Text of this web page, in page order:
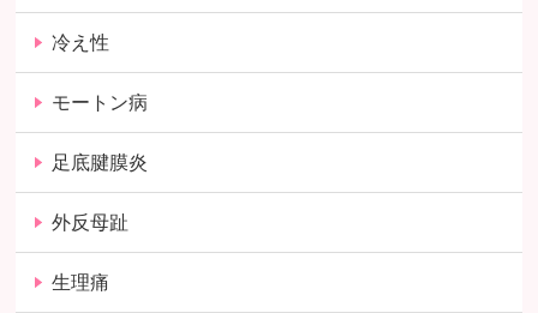
冷え性
モートン病
足底腱膜炎
外反母趾
生理痛